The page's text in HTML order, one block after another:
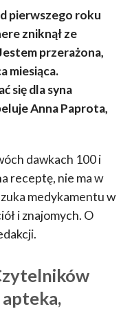
pierwszego roku
zniknął ze
przerażona,
miesiąca.
się dla syna
Anna Paprota,
dawkach 100 i
receptę, nie ma w
medykamentu w
i znajomych. O